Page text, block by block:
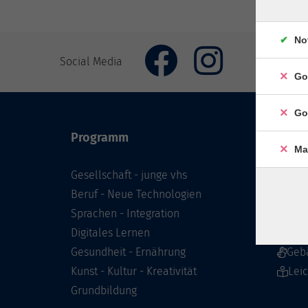
Social Media
Programm
Gesellschaft - junge vhs
Beruf - Neue Technologien
Sprachen - Integration
Digitales Lernen
Gesundheit - Ernährung
Kunst - Kultur - Kreativität
Grundbildung